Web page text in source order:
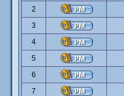
2
3
4
5
6
7